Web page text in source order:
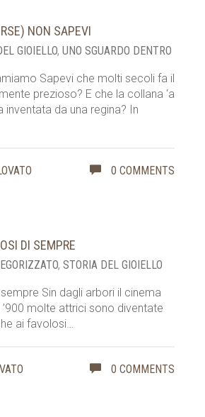
NON SAPEVI
GIOIELLO,UNO SGUARDO DENTRO
Sapevi che molti secoli fa il
prezioso? E che la collana ‘a
da una regina? In
0 COMMENTS
DI SEMPRE
,STORIA DEL GIOIELLO
Sin dagli arbori il cinema
molte attrici sono diventate
ai favolosi…
0 COMMENTS